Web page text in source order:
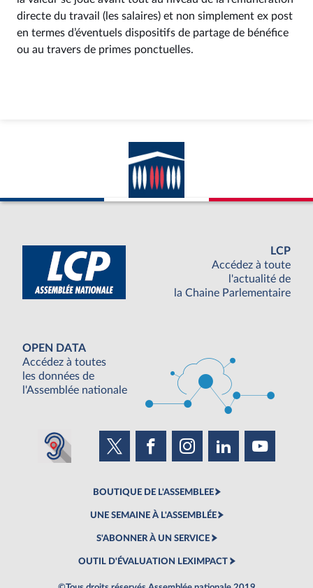
directe du travail (les salaires) et non simplement ex post
en termes d’éventuels dispositifs de partage de bénéfice
ou au travers de primes ponctuelles.
LCP
Accédez à toute
l'actualité de
la Chaine Parlementaire
OPEN DATA
Accédez à toutes
les données de
l'Assemblée nationale
BOUTIQUE DE L'ASSEMBLEE
UNE SEMAINE À L'ASSEMBLÉE
S'ABONNER À UN SERVICE
OUTIL D'ÉVALUATION LEXIMPACT